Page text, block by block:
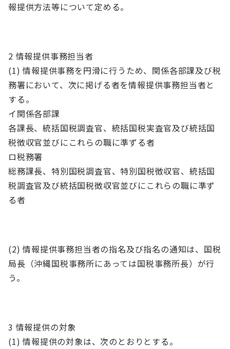
報提供方法等について定める。
2 情報提供事務担当者
(1) 情報提供事務を円滑に行うため、関係各部課及び税
務署において、次に掲げる者を情報提供事務担当者と
する。
イ関係各部課
各課長、統括国税調査官、統括国税実査官及び統括国
税徴収官並びにこれらの職に準ずる者
ロ税務署
総務課長、特別国税調査官、特別国税徴収官、統括国
税調査官及び統括国税徴収官並びにこれらの職に準ず
る者
(2) 情報提供事務担当者の指名及び指名の通知は、国税
局長（沖縄国税事務所にあっては国税事務所長）が行
う。
3 情報提供の対象
(1) 情報提供の対象は、次のとおりとする。